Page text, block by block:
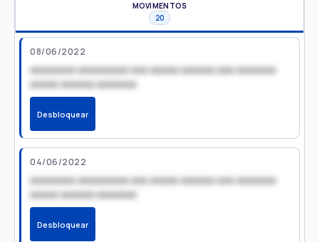
MOVIMENTOS
20
08/06/2022
xxxxxxxx xxxxxxxxx xxx xxxxx xxxxxx xxx xxxxxxx
xxxxx xxxxxx xxxxxxx
Desbloquear
04/06/2022
xxxxxxxx xxxxxxxxx xxx xxxxx xxxxxx xxx xxxxxxx
xxxxx xxxxxx xxxxxxx
Desbloquear